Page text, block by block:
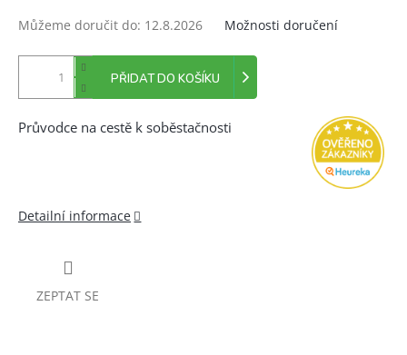
Můžeme doručit do: 12.8.2026 Možnosti doručení
PŘIDAT DO KOŠÍKU
Průvodce na cestě k soběstačnosti
Detailní informace
ZEPTAT SE